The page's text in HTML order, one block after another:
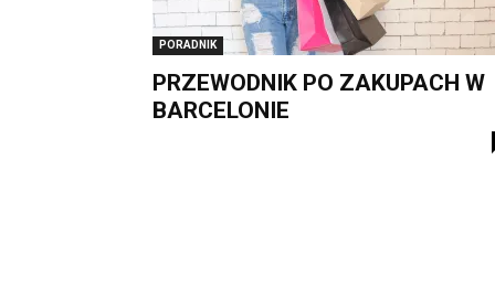
PORADNIK
PRZEWODNIK PO ZAKUPACH W
BARCELONIE